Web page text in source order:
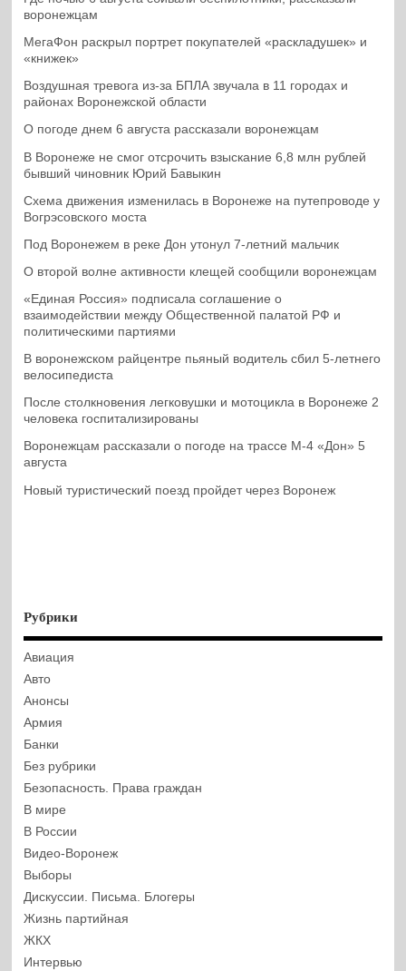
воронежцам
МегаФон раскрыл портрет покупателей «раскладушек» и
«книжек»
Воздушная тревога из-за БПЛА звучала в 11 городах и
районах Воронежской области
О погоде днем 6 августа рассказали воронежцам
В Воронеже не смог отсрочить взыскание 6,8 млн рублей
бывший чиновник Юрий Бавыкин
Схема движения изменилась в Воронеже на путепроводе у
Вогрэсовского моста
Под Воронежем в реке Дон утонул 7-летний мальчик
О второй волне активности клещей сообщили воронежцам
«Единая Россия» подписала соглашение о
взаимодействии между Общественной палатой РФ и
политическими партиями
В воронежском райцентре пьяный водитель сбил 5-летнего
велосипедиста
После столкновения легковушки и мотоцикла в Воронеже 2
человека госпитализированы
Воронежцам рассказали о погоде на трассе М-4 «Дон» 5
августа
Новый туристический поезд пройдет через Воронеж
Рубрики
Авиация
Авто
Анонсы
Армия
Банки
Без рубрики
Безопасность. Права граждан
В мире
В России
Видео-Воронеж
Выборы
Дискуссии. Письма. Блогеры
Жизнь партийная
ЖКХ
Интервью